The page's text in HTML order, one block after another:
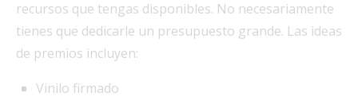
recursos que tengas disponibles. No necesariamente
tienes que dedicarle un presupuesto grande. Las ideas
de premios incluyen:
Vinilo firmado